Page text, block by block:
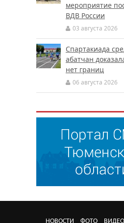
мероприятие
ВДВ России
03 августа 2026
Спартакиада
абатчан
нет границ
06 августа 2026
НОВОСТИ ФОТО ВИДЕО